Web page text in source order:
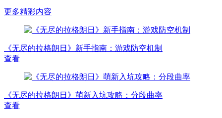
更多精彩内容
《无尽的拉格朗日》新手指南：游戏防空机制
查看
《无尽的拉格朗日》萌新入坑攻略：分段曲率
查看